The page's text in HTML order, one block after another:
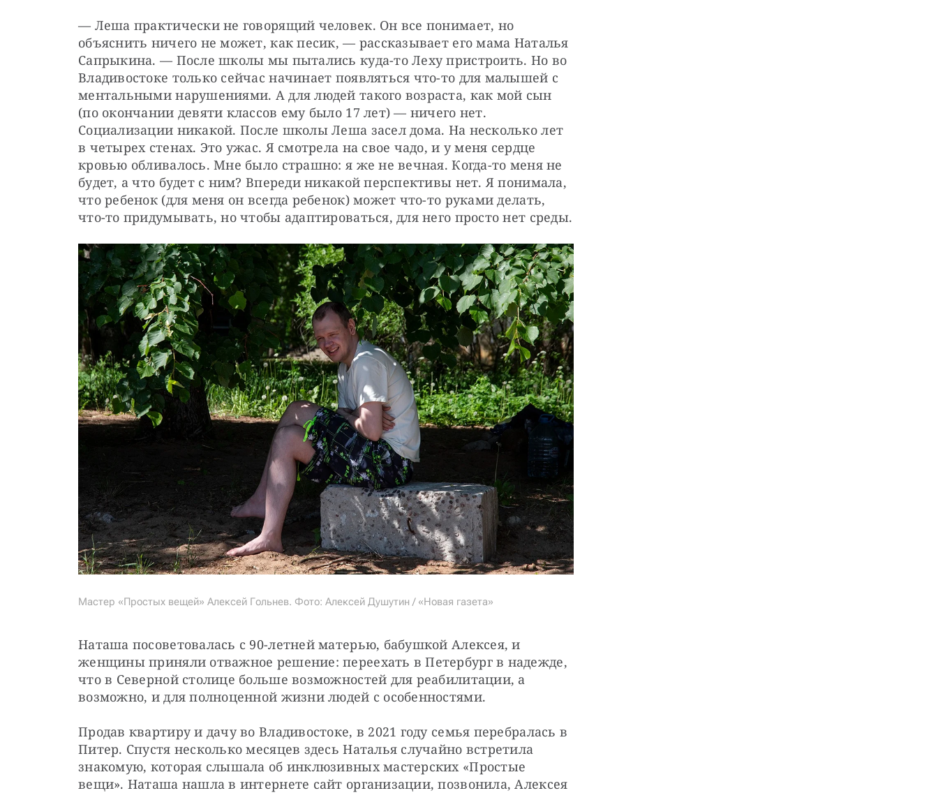
— Леша практически не говорящий человек. Он все понимает, но
объяснить ничего не может, как песик, — рассказывает его мама Наталья
Сапрыкина. — После школы мы пытались куда-то Леху пристроить. Но во
Владивостоке только сейчас начинает появляться что-то для малышей с
ментальными нарушениями. А для людей такого возраста, как мой сын
(по окончании девяти классов ему было 17 лет) — ничего нет.
Социализации никакой. После школы Леша засел дома. На несколько лет
в четырех стенах. Это ужас. Я смотрела на свое чадо, и у меня сердце
кровью обливалось. Мне было страшно: я же не вечная. Когда-то меня не
будет, а что будет с ним? Впереди никакой перспективы нет. Я понимала,
что ребенок (для меня он всегда ребенок) может что-то руками делать,
что-то придумывать, но чтобы адаптироваться, для него просто нет среды.
Мастер «Простых вещей» Алексей Гольнев. Фото: Алексей Душутин / «Новая газета»
Наташа посоветовалась с 90-летней матерью, бабушкой Алексея, и
женщины приняли отважное решение: переехать в Петербург в надежде,
что в Северной столице больше возможностей для реабилитации, а
возможно, и для полноценной жизни людей с особенностями.
Продав квартиру и дачу во Владивостоке, в 2021 году семья перебралась в
Питер. Спустя несколько месяцев здесь Наталья случайно встретила
знакомую, которая слышала об инклюзивных мастерских «Простые
вещи». Наташа нашла в интернете сайт организации, позвонила, Алексея